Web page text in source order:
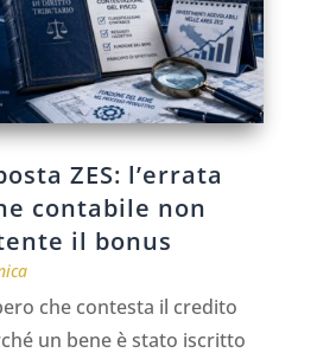
ZES: l’errata
contabile non
il bonus
che contesta il credito
un bene è stato iscritto